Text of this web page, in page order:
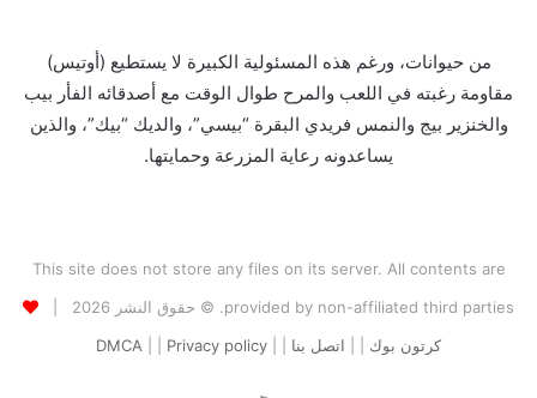
من حيوانات، ورغم هذه المسئولية الكبيرة لا يستطيع (أوتيس)
مقاومة رغبته في اللعب والمرح طوال الوقت مع أصدقائه الفأر بيب
والخنزير بيج والنمس فريدي البقرة “بيسي”، والديك “بيك”، والذين
يساعدونه رعاية المزرعة وحمايتها.
This site does not store any files on its server. All contents are
provided by non-affiliated third parties. © حقوق النشر 2026 |
كرتون بوك
اتصل بنا DMCA Privacy policy